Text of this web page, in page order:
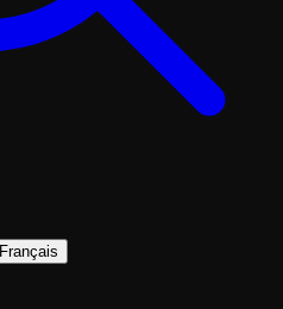
Français